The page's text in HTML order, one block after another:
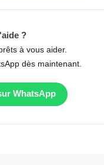
?
à vous aider.
dès maintenant.
WhatsApp